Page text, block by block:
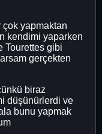
yapmaktan
kendimi yaparken
Tourettes gibi
gerçekten
biraz
düşünürlerdi ve
bunu yapmak